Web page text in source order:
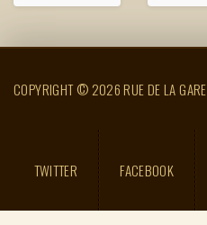
COPYRIGHT © 2026 RUE DE LA GARE
TWITTER FACEBOOK